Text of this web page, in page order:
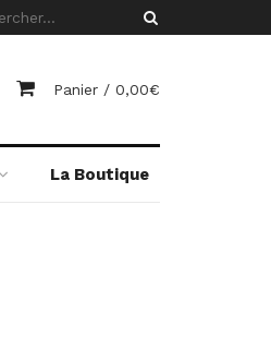
Panier / 0,00€
La Boutique